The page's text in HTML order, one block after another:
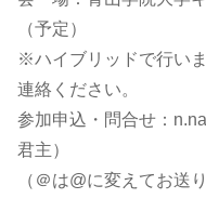
（予定）
※ハイブリッドで行い
連絡ください。
参加申込・問合せ：
君主）
（＠は@に変えてお送